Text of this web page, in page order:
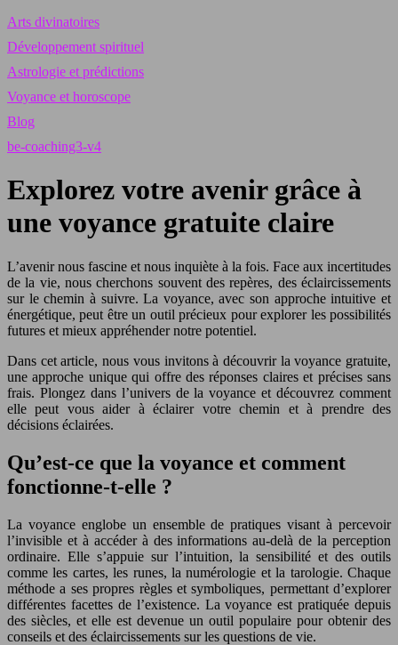
Arts divinatoires
Développement spirituel
Astrologie et prédictions
Voyance et horoscope
Blog
be-coaching3-v4
Explorez votre avenir grâce à
une voyance gratuite claire
L’avenir nous fascine et nous inquiète à la fois. Face aux incertitudes
de la vie, nous cherchons souvent des repères, des éclaircissements
sur le chemin à suivre. La voyance, avec son approche intuitive et
énergétique, peut être un outil précieux pour explorer les possibilités
futures et mieux appréhender notre potentiel.
Dans cet article, nous vous invitons à découvrir la voyance gratuite,
une approche unique qui offre des réponses claires et précises sans
frais. Plongez dans l’univers de la voyance et découvrez comment
elle peut vous aider à éclairer votre chemin et à prendre des
décisions éclairées.
Qu’est-ce que la voyance et comment
fonctionne-t-elle ?
La voyance englobe un ensemble de pratiques visant à percevoir
l’invisible et à accéder à des informations au-delà de la perception
ordinaire. Elle s’appuie sur l’intuition, la sensibilité et des outils
comme les cartes, les runes, la numérologie et la tarologie. Chaque
méthode a ses propres règles et symboliques, permettant d’explorer
différentes facettes de l’existence. La voyance est pratiquée depuis
des siècles, et elle est devenue un outil populaire pour obtenir des
conseils et des éclaircissements sur les questions de vie.